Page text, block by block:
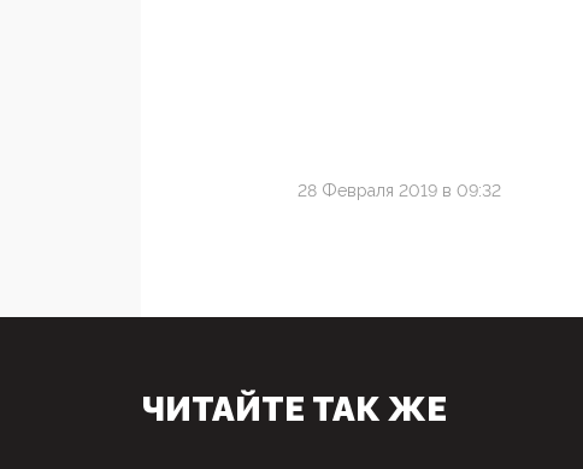
28 Февраля 2019 в 09:32
ЧИТАЙТЕ ТАК ЖЕ